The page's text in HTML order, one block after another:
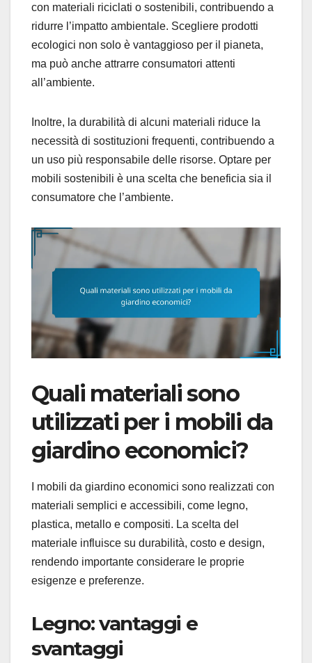
con materiali riciclati o sostenibili, contribuendo a
ridurre l’impatto ambientale. Scegliere prodotti
ecologici non solo è vantaggioso per il pianeta,
ma può anche attrarre consumatori attenti
all’ambiente.
Inoltre, la durabilità di alcuni materiali riduce la
necessità di sostituzioni frequenti, contribuendo a
un uso più responsabile delle risorse. Optare per
mobili sostenibili è una scelta che beneficia sia il
consumatore che l’ambiente.
Quali materiali sono
utilizzati per i mobili da
giardino economici?
I mobili da giardino economici sono realizzati con
materiali semplici e accessibili, come legno,
plastica, metallo e compositi. La scelta del
materiale influisce su durabilità, costo e design,
rendendo importante considerare le proprie
esigenze e preferenze.
Legno: vantaggi e
svantaggi